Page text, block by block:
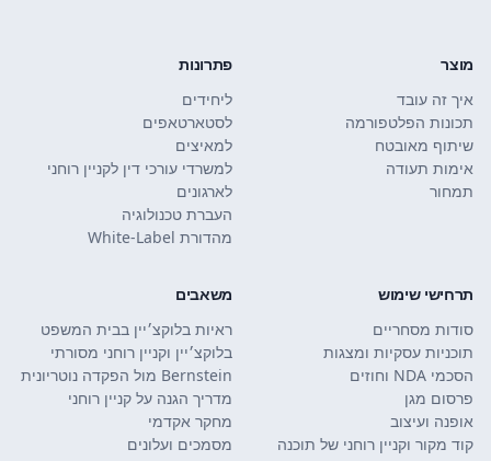
מוצר
איך זה עובד
תכונות הפלטפורמה
שיתוף מאובטח
אימות תעודה
תמחור
פתרונות
ליחידים
לסטארטאפים
למאיצים
למשרדי עורכי דין לקניין רוחני
לארגונים
העברת טכנולוגיה
מהדורת White-Label
תרחישי שימוש
סודות מסחריים
תוכניות עסקיות ומצגות
הסכמי NDA וחוזים
פרסום מגן
אופנה ועיצוב
קוד מקור וקניין רוחני של תוכנה
משאבים
ראיות בלוקצ׳יין בבית המשפט
בלוקצ׳יין וקניין רוחני מסורתי
Bernstein מול הפקדה נוטריונית
מדריך הגנה על קניין רוחני
מחקר אקדמי
מסמכים ועלונים